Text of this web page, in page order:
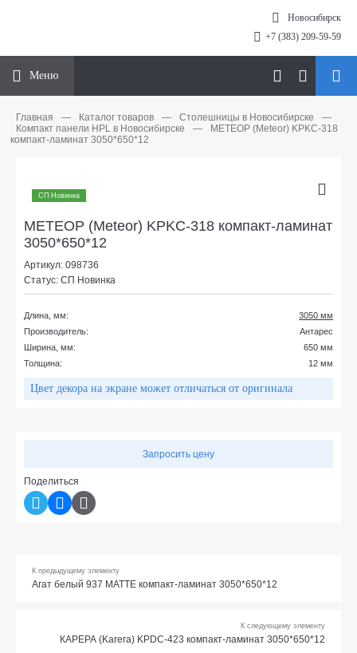
Новосибирск
+7 (383) 209-59-59
Меню
Главная — Каталог товаров — Столешницы в Новосибирске
—
Компакт панели HPL в Новосибирске
—
МЕТЕОР (Meteor) KPKC-318
компакт-ламинат 3050*650*12
СП Новинка
МЕТЕОР (Meteor) KPKC-318 компакт-ламинат
3050*650*12
Артикул: 098736
Статус: СП Новинка
Длина, мм:
3050 мм
Производитель:
Антарес
Ширина, мм:
650 мм
Толщина:
12 мм
Цвет декора на экране может отличаться от оригинала
Запросить цену
Поделиться
К предыдущему элементу
Агат белый 937 МАТТЕ компакт-ламинат 3050*650*12
К следующему элементу
КАРЕРА (Karera) KPDC-423 компакт-ламинат 3050*650*12